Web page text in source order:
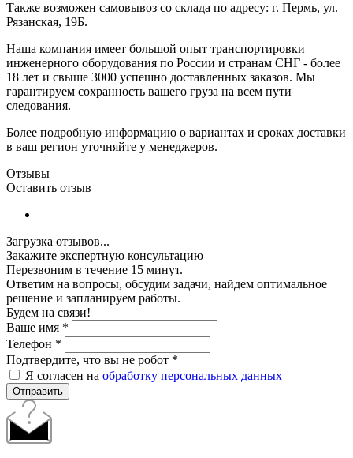
Также возможен самовывоз со склада по адресу: г. Пермь, ул.
Рязанская, 19Б.
Наша компания имеет большой опыт транспортировки
инженерного оборудования по России и странам СНГ - более
18 лет и свыше 3000 успешно доставленных заказов. Мы
гарантируем сохранность вашего груза на всем пути
следования.
Более подробную информацию о вариантах и сроках доставки
в ваш регион уточняйте у менеджеров.
Отзывы
Оставить отзыв
Загрузка отзывов...
Закажите экспертную консультацию
Перезвоним в течение 15 минут.
Ответим на вопросы, обсудим задачи, найдем оптимальное
решение и запланируем работы.
Будем на связи!
Ваше имя *
Телефон *
Подтвердите, что вы не робот *
Я согласен на обработку персональных данных
Отправить